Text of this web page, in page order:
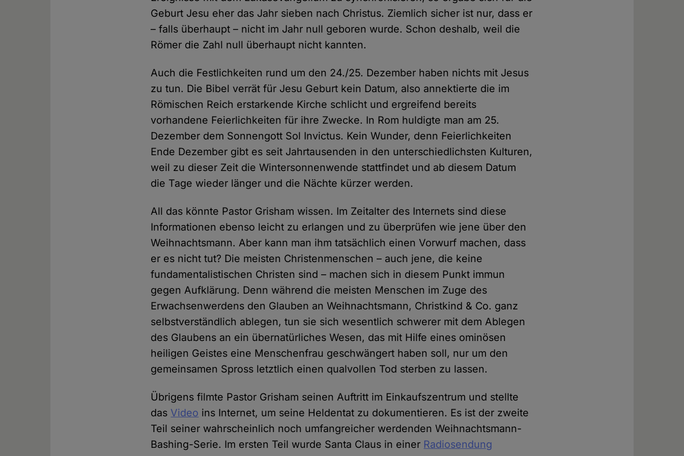
Geburt Jesu eher das Jahr sieben nach Christus. Ziemlich sicher ist nur, dass er
– falls überhaupt – nicht im Jahr null geboren wurde. Schon deshalb, weil die
Römer die Zahl null überhaupt nicht kannten.
Auch die Festlichkeiten rund um den 24./25. Dezember haben nichts mit Jesus
zu tun. Die Bibel verrät für Jesu Geburt kein Datum, also annektierte die im
Römischen Reich erstarkende Kirche schlicht und ergreifend bereits
vorhandene Feierlichkeiten für ihre Zwecke. In Rom huldigte man am 25.
Dezember dem Sonnengott Sol Invictus. Kein Wunder, denn Feierlichkeiten
Ende Dezember gibt es seit Jahrtausenden in den unterschiedlichsten Kulturen,
weil zu dieser Zeit die Wintersonnenwende stattfindet und ab diesem Datum
die Tage wieder länger und die Nächte kürzer werden.
All das könnte Pastor Grisham wissen. Im Zeitalter des Internets sind diese
Informationen ebenso leicht zu erlangen und zu überprüfen wie jene über den
Weihnachtsmann. Aber kann man ihm tatsächlich einen Vorwurf machen, dass
er es nicht tut? Die meisten Christenmenschen – auch jene, die keine
fundamentalistischen Christen sind – machen sich in diesem Punkt immun
gegen Aufklärung. Denn während die meisten Menschen im Zuge des
Erwachsenwerdens den Glauben an Weihnachtsmann, Christkind & Co. ganz
selbstverständlich ablegen, tun sie sich wesentlich schwerer mit dem Ablegen
des Glaubens an ein übernatürliches Wesen, das mit Hilfe eines ominösen
heiligen Geistes eine Menschenfrau geschwängert haben soll, nur um den
gemeinsamen Spross letztlich einen qualvollen Tod sterben zu lassen.
Übrigens filmte Pastor Grisham seinen Auftritt im Einkaufszentrum und stellte
das Video ins Internet, um seine Heldentat zu dokumentieren. Es ist der zweite
Teil seiner wahrscheinlich noch umfangreicher werdenden Weihnachtsmann-
Bashing-Serie. Im ersten Teil wurde Santa Claus in einer Radiosendung